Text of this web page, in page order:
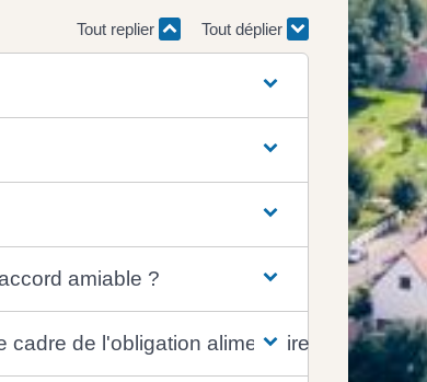
Tout replier Tout déplier
amiable ?
de l'obligation alimentaire ?